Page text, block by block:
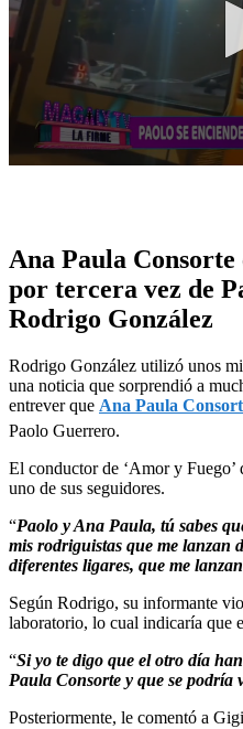
11
seconds
Ana Paula
por tercera vez de
Rodrigo González
Rodrigo González utilizó unos
una noticia que sorprendió a
entrever que Ana Paula
Paolo Guerrero.
El conductor de ‘Amor y
uno de sus seguidores.
“Paolo y Ana Paula, tú sabes
mis rodriguistas que me lanzan
diferentes ligares, que me
Según Rodrigo, su informante
laboratorio, lo cual indicaría que
“Si yo te digo que el otro día
Paula Consorte y que se podría
Posteriormente, le comentó a